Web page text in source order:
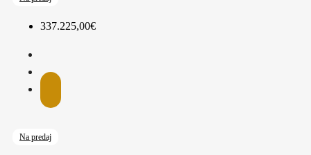
337.225,00€
Na predaj